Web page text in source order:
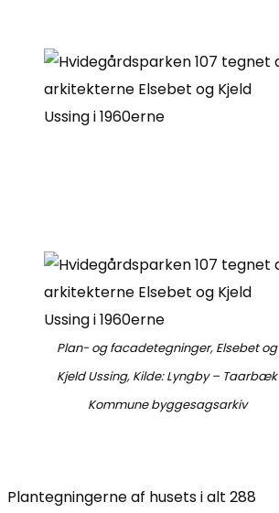
Plan- og facadetegninger, Elsebet og
Kjeld Ussing, Kilde: Lyngby – Taarbæk
Kommune byggesagsarkiv
Plantegningerne af husets i alt 288